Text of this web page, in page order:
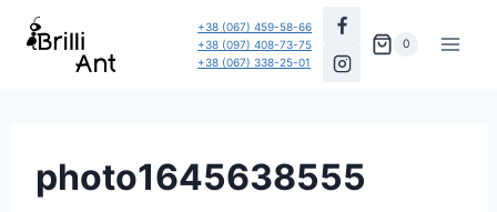
Перейти
+38 (067) 459-58-66
+38 (097) 408-73-75
+38 (067) 338-25-01
0
photo1645638555